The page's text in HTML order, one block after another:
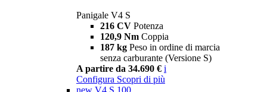
Panigale V4 S
216 CV Potenza
120,9 Nm Coppia
187 kg Peso in ordine di marcia
senza carburante (Versione S)
A partire da 34.690 € i
Configura Scopri di più
new V4 S 100